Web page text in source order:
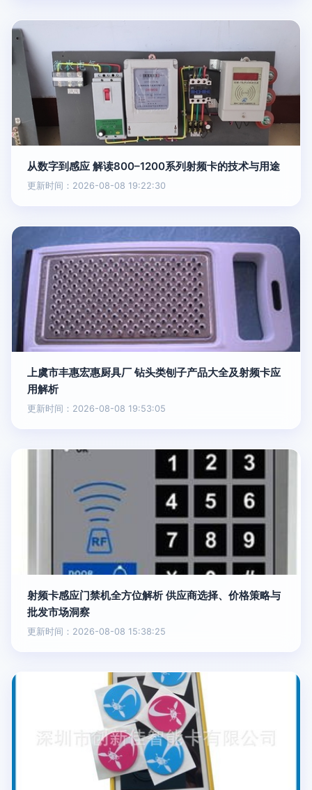
从数字到感应 解读800–1200系列射频卡的技术与用途
更新时间：2026-08-08 19:22:30
上虞市丰惠宏惠厨具厂 钻头类刨子产品大全及射频卡应
用解析
更新时间：2026-08-08 19:53:05
射频卡感应门禁机全方位解析 供应商选择、价格策略与
批发市场洞察
更新时间：2026-08-08 15:38:25